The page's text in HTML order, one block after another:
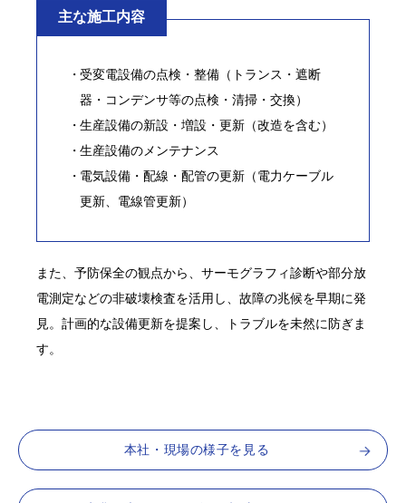
主な施工内容
受変電設備の点検・整備（トランス・遮断
器・コンデンサ等の点検・清掃・交換）
生産設備の新設・増設・更新（改造を含む）
生産設備のメンテナンス
電気設備・配線・配管の更新（電力ケーブル
更新、電線管更新）
また、予防保全の観点から、サーモグラフィ診断や部分放
電測定などの非破壊検査を活用し、故障の兆候を早期に発
見。計画的な設備更新を提案し、トラブルを未然に防ぎま
す。
本社・現場の様子を見る